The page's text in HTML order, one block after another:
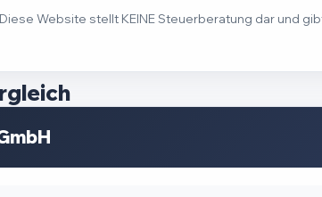
Website stellt KEINE Steuerberatung dar und